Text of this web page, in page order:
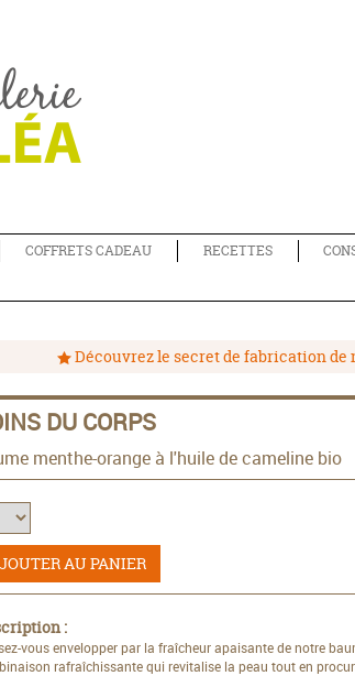
COFFRETS CADEAU RECETTES
Découvrez le secret de fabrication de
DU CORPS
menthe-orange à l'huile de cameline bio
AU PANIER
:
vous envelopper par la fraîcheur apaisante de notre
rafraîchissante qui revitalise la peau tout en